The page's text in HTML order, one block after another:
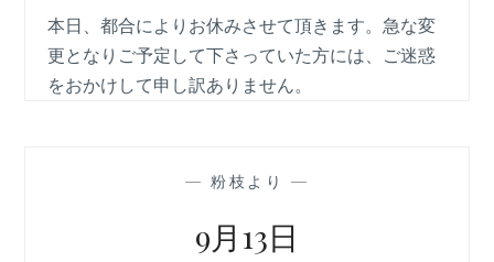
本日、都合によりお休みさせて頂きます。急な変
更となりご予定して下さっていた方には、ご迷惑
をおかけして申し訳ありません。
— 粉枝より —
9月13日